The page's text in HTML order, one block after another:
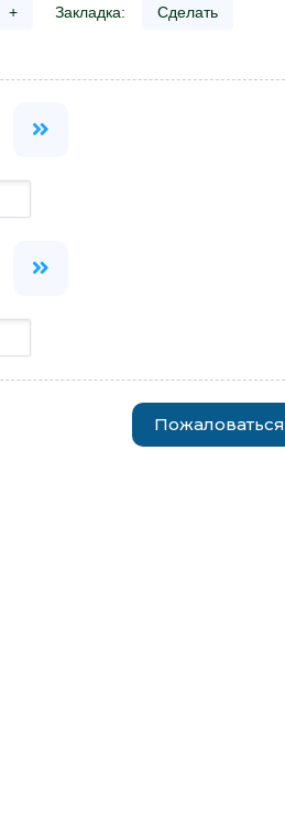
+ Закладка: Сделать
Пожаловаться